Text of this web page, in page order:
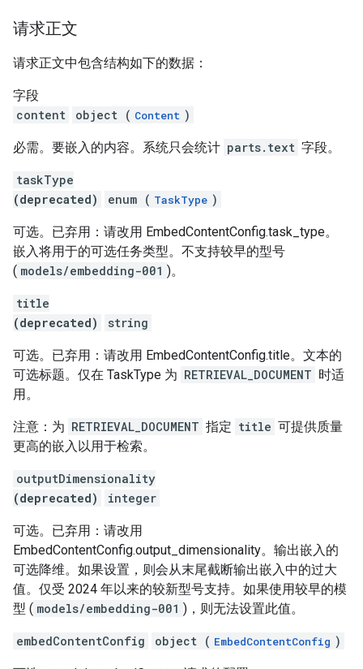
请求正文
请求正文中包含结构如下的数据：
字段
content
object ( Content )
必需。要嵌入的内容。系统只会统计 parts.text 字段。
taskType
(deprecated)
enum ( TaskType )
可选。已弃用：请改用 EmbedContentConfig.task_type。
嵌入将用于的可选任务类型。不支持较早的型号
( models/embedding-001 )。
title
(deprecated)
string
可选。已弃用：请改用 EmbedContentConfig.title。文本的
可选标题。仅在 TaskType 为 RETRIEVAL_DOCUMENT 时适
用。
注意：为 RETRIEVAL_DOCUMENT 指定 title 可提供质量
更高的嵌入以用于检索。
outputDimensionality
(deprecated)
integer
可选。已弃用：请改用
EmbedContentConfig.output_dimensionality。输出嵌入的
可选降维。如果设置，则会从末尾截断输出嵌入中的过大
值。仅受 2024 年以来的较新型号支持。如果使用较早的模
型 ( models/embedding-001 )，则无法设置此值。
embedContentConfig object ( EmbedContentConfig )